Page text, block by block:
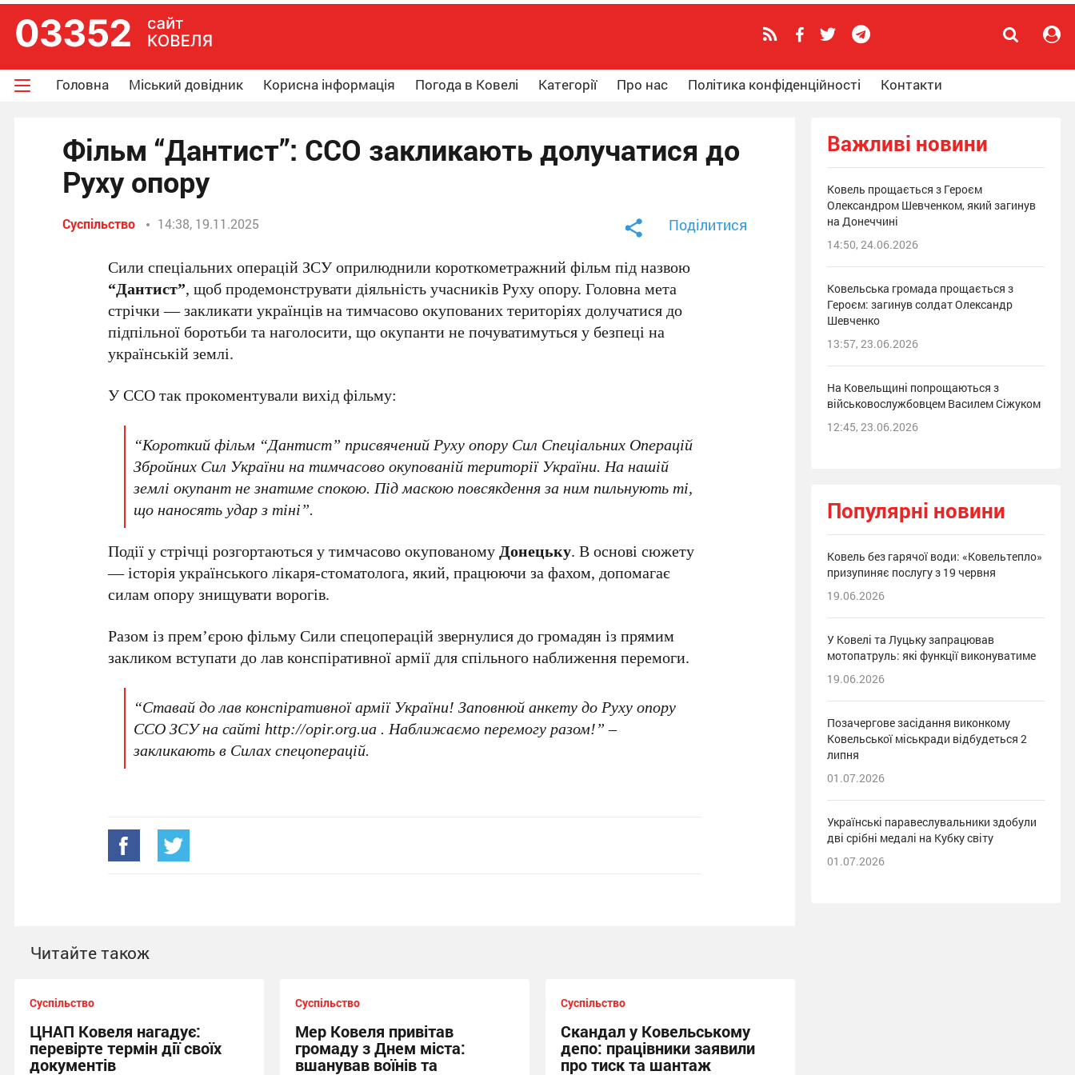
Головна Міський довідник Корисна інформація Погода в Ковелі Категорії Про нас Політика конфіденційності Контакти
Фільм “Дантист”: ССО закликають долучатися до
Руху опору
Суспільство 14:38, 19.11.2025 Поділитися
Сили спеціальних операцій ЗСУ оприлюднили короткометражний фільм під назвою
“Дантист”, щоб продемонструвати діяльність учасників Руху опору. Головна мета
стрічки — закликати українців на тимчасово окупованих територіях долучатися до
підпільної боротьби та наголосити, що окупанти не почуватимуться у безпеці на
українській землі.
У ССО так прокоментували вихід фільму:
“Короткий фільм “Дантист” присвячений Руху опору Сил Спеціальних Операцій
Збройних Сил України на тимчасово окупованій території України. На нашій
землі окупант не знатиме спокою. Під маскою повсякдення за ним пильнують ті,
що наносять удар з тіні”.
Події у стрічці розгортаються у тимчасово окупованомуДонецьку. В основі сюжету
— історія українського лікаря-стоматолога, який, працюючи за фахом, допомагає
силам опору знищувати ворогів.
Разом із прем’єрою фільму Сили спецоперацій звернулися до громадян із прямим
закликом вступати до лав конспіративної армії для спільного наближення перемоги.
“Ставай до лав конспіративної армії України! Заповнюй анкету до Руху опору
ССО ЗСУ на сайті http://opir.org.ua . Наближаємо перемогу разом!” –
закликають в Силах спецоперацій.
Читайте також
Суспільство
ЦНАП Ковеля нагадує:
перевірте термін дії своїх
документів
Суспільство
Мер Ковеля привітав
громаду з Днем міста:
вшанував воїнів та
Суспільство
Скандал у Ковельському
депо: працівники заявили
про тиск та шантаж
Важливі новини
Ковель прощається з Героєм
Олександром Шевченком, який загинув
на Донеччині
14:50, 24.06.2026
Ковельська громада прощається з
Героєм: загинув солдат Олександр
Шевченко
13:57, 23.06.2026
На Ковельщині попрощаються з
військовослужбовцем Василем Сіжуком
12:45, 23.06.2026
Популярні новини
Ковель без гарячої води: «Ковельтепло»
призупиняє послугу з 19 червня
19.06.2026
У Ковелі та Луцьку запрацював
мотопатруль: які функції виконуватиме
19.06.2026
Позачергове засідання виконкому
Ковельської міськради відбудеться 2
липня
01.07.2026
Українські паравеслувальники здобули
дві срібні медалі на Кубку світу
01.07.2026